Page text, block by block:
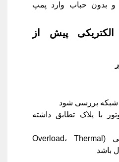
و بدون حباب وارد پمپ
پیش از
شبکه بررسی شود
با پلاک تطابق داشته
سیستم حفاظتی (Overload، Thermal